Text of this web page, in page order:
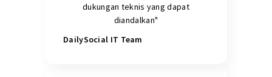
dukungan teknis yang dapat
diandalkan"
DailySocial IT Team